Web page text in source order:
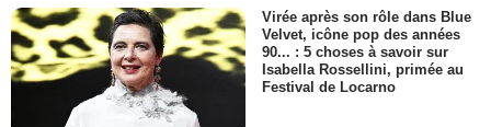
Virée après son rôle dans Blue
Velvet, icône pop des années
90... : 5 choses à savoir sur
Isabella Rossellini, primée au
Festival de Locarno